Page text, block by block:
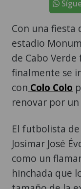
Con una fiesta
estadio
de Cabo
finalmente se
con Colo Colo
renovar por un
El futbolista
Josimar José
como un
hinchada que